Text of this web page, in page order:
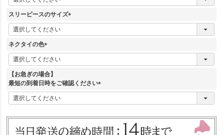
必
)
スリーピースのサイズ
(
必
)
ネクタイの色
(
必
須
)
【お急ぎの場合】
最短の到着日時をご確認ください
(
必